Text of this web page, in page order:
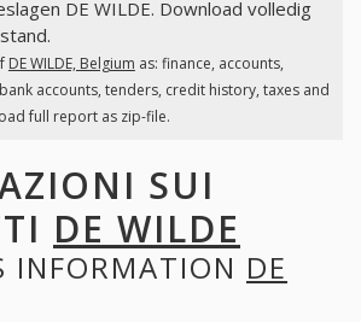
DE WILDE. Download volledig
DE WILDE, Belgium as: finance, accounts,
accounts, tenders, credit history, taxes and
full report as zip-file.
SUI
DE WILDE
INFORMATION DE